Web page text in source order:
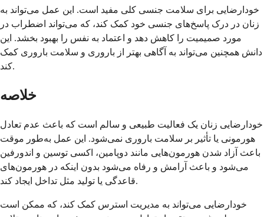
خودارضایی برای سلامت جنسی کلی مفید است. این عمل می‌تواند به
زنان در درک پاسخ‌های جنسی خود کمک کند، که می‌تواند اضطراب در
مورد صمیمیت را کاهش دهد و اعتماد به نفس را بهبود بخشد. این
دانش همچنین می‌تواند به آگاهی بهتر از باروری و سلامت باروری کمک
کند.
خلاصه
خودارضایی زنان یک فعالیت طبیعی و سالم است که باعث عدم تعادل
هورمونی یا تأثیر بر سلامت باروری نمی‌شود. این عمل به‌طور موقت
باعث آزاد شدن هورمون‌هایی مانند دوپامین، اکسی توسین و اندورفین
می‌شود و باعث آرامش و رفاه می‌شود بدون اینکه در هورمون‌های
قاعدگی یا تولید مثل تداخل ایجاد کند.
خودارضایی می‌تواند به مدیریت استرس کمک کند، که ممکن است